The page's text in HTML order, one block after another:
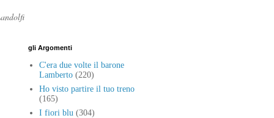
gli Argomenti
C'era due volte il barone
Lamberto (220)
Ho visto partire il tuo treno
(165)
I fiori blu (304)